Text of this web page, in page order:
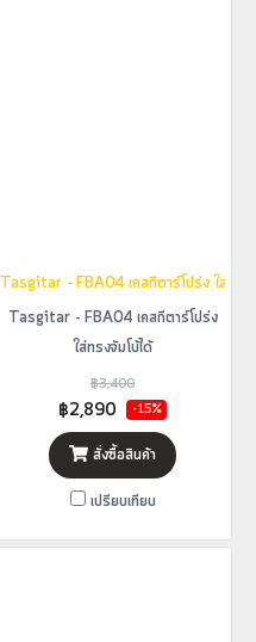
Tasgitar - FBA04 เคสกีตาร์โปร่ง ใส่ทรง
Tasgitar - FBA04 เคสกีตาร์โปร่ง
ใส่ทรงจัมโบ้ได้
฿3,400
฿2,890 -15%
สั่งซื้อสินค้า
เปรียบเทียบ